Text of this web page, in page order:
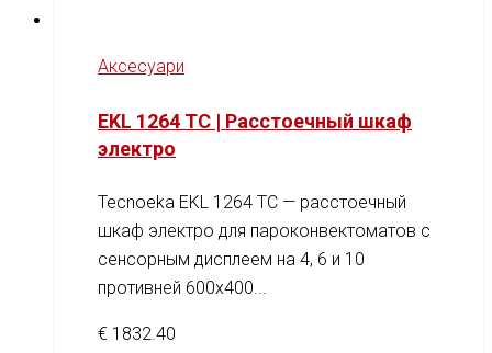
Аксесуари
EKL 1264 TC | Расстоечный шкаф
электро
Tecnoeka EKL 1264 TC — расстоечный
шкаф электро для пароконвектоматов с
сенсорным дисплеем на 4, 6 и 10
противней 600x400...
€ 1832.40